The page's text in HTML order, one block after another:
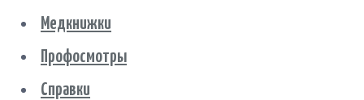
Медкнижки
Профосмотры
Справки